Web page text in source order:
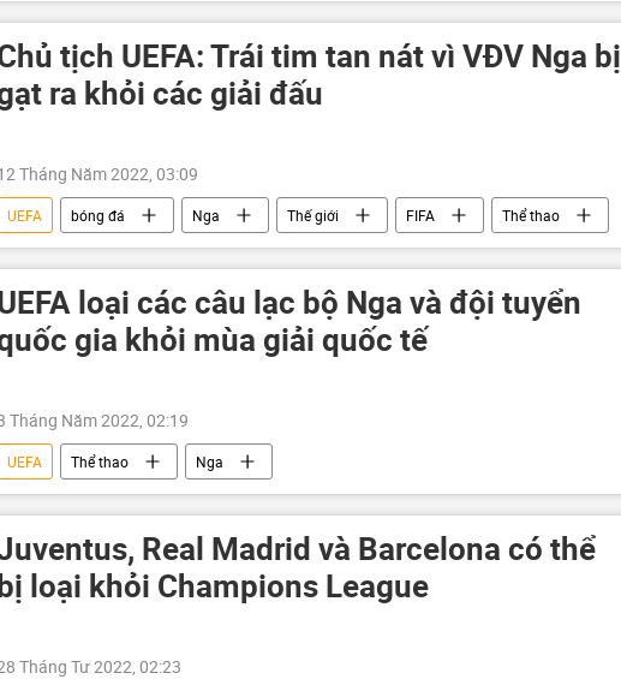
Thể thao
tịch UEFA: Trái tim tan nát vì VĐV Nga bị
ra khỏi các giải đấu
Tháng Năm 2022, 03:09
UEFA bóng đá Nga Thế giới FIFA
Thể thao
Các biện pháp trừng phạt chống Nga
loại các câu lạc bộ Nga và đội tuyển
gia khỏi mùa giải quốc tế
Tháng Năm 2022, 02:19
UEFA Thể thao Nga
Real Madrid và Barcelona có thể
loại khỏi Champions League
Tháng Tư 2022, 02:23